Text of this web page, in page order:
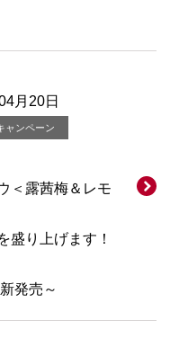
月20日
ャンペーン
＜露茜梅＆レモ
盛り上げます！
発売～